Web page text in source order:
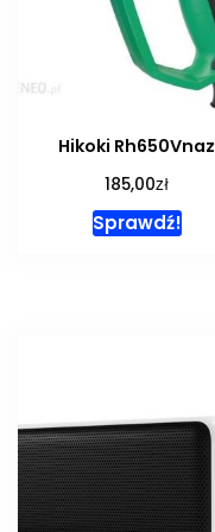
Hikoki Rh650Vnaz
185,00zł
Sprawdź!